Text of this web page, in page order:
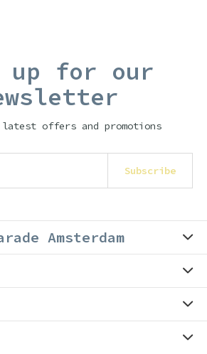
up for our
latest offers and promotions
Subscribe
Amsterdam